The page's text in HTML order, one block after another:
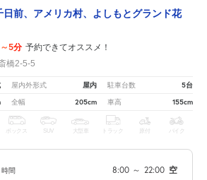
日前、アメリカ村、よしもとグランド花
5分 予約できてオススメ！
橋2-5-5
屋内外形式 屋内 駐車台数 5台
全幅 205cm 車高 155cm
ボックス SUV 大型車 トラック 原付 バイク
時間 8:00 ～ 22:00 空